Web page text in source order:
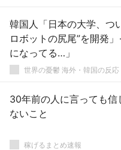
韓国人「日本の大学、つ
ロボットの尻尾”を開発
になってる…」
世界の憂鬱 海外・韓国の反応
30年前の人に言っても信
ないこと
稼げるまとめ速報